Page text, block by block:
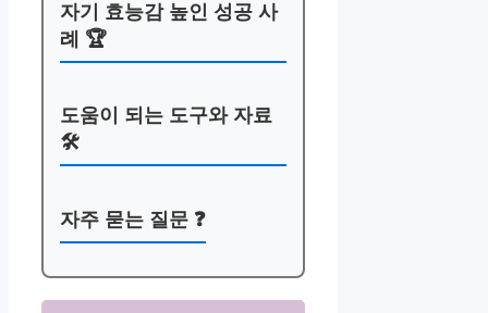
자기 효능감 높인 성공 사
례 🏆
도움이 되는 도구와 자료
🛠️
자주 묻는 질문 ❓